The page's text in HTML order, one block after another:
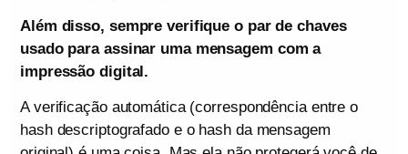
Além disso, sempre verifique o par de chaves
usado para assinar uma mensagem com a
impressão digital.
A verificação automática (correspondência entre o
hash descriptografado e o hash da mensagem